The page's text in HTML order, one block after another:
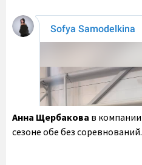
Анна Щербакова в компании
сезоне обе без соревнований.